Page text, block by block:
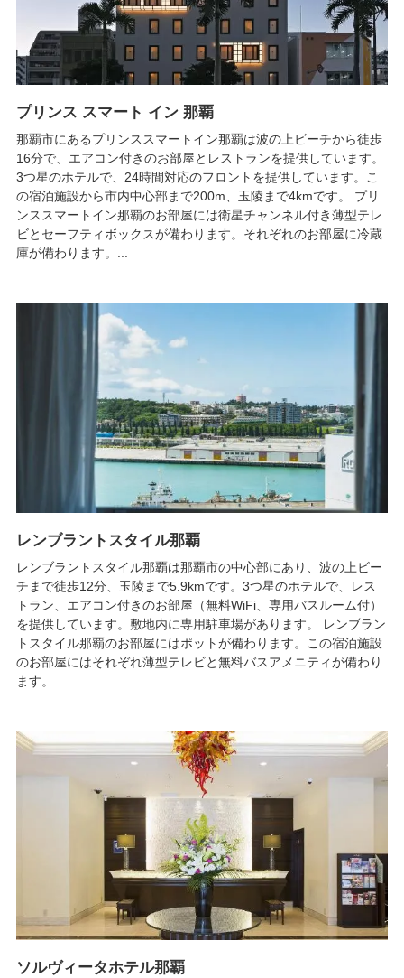
プリンス スマート イン 那覇
那覇市にあるプリンススマートイン那覇は波の上ビーチから徒歩
16分で、エアコン付きのお部屋とレストランを提供しています。
3つ星のホテルで、24時間対応のフロントを提供しています。こ
の宿泊施設から市内中心部まで200m、玉陵まで4kmです。 プリ
ンススマートイン那覇のお部屋には衛星チャンネル付き薄型テレ
ビとセーフティボックスが備わります。それぞれのお部屋に冷蔵
庫が備わります。...
レンブラントスタイル那覇
レンブラントスタイル那覇は那覇市の中心部にあり、波の上ビー
チまで徒歩12分、玉陵まで5.9kmです。3つ星のホテルで、レス
トラン、エアコン付きのお部屋（無料WiFi、専用バスルーム付）
を提供しています。敷地内に専用駐車場があります。 レンブラン
トスタイル那覇のお部屋にはポットが備わります。この宿泊施設
のお部屋にはそれぞれ薄型テレビと無料バスアメニティが備わり
ます。...
ソルヴィータホテル那覇